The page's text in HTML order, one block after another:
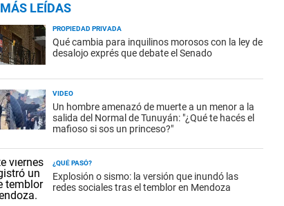
LEÍDAS
PROPIEDAD PRIVADA
Qué cambia para inquilinos morosos con la ley de
desalojo exprés que debate el Senado
VIDEO
Un hombre amenazó de muerte a un menor a la
salida del Normal de Tunuyán: "¿Qué te hacés el
mafioso si sos un princeso?"
¿QUÉ PASÓ?
Explosión o sismo: la versión que inundó las
redes sociales tras el temblor en Mendoza